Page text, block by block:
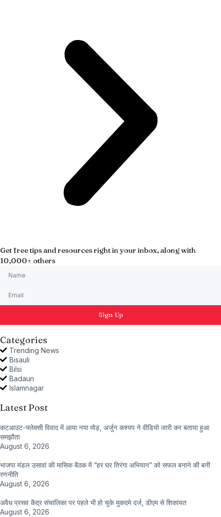
Get free tips and resources right in your inbox, along with
10,000+ others
Sign Up
Categories
Trending News
Bisauli
Bilsi
Badaun
Islamnagar
Latest Post
कटआउट-फ्लेक्सी विवाद में आया नया मोड़, अर्जुन कश्यप ने वीडियो जारी कर बताया हुआ
समझौता
August 6, 2026
भाजपा मंडल उसावां की मासिक बैठक में “हर घर तिरंगा अभियान” को सफल बनाने की बनी
रणनीति
August 6, 2026
अवैध प्रसव केंद्र संचालिका पर पहले भी हो चुके मुकदमे दर्ज, डीएम से शिकायत
August 6, 2026